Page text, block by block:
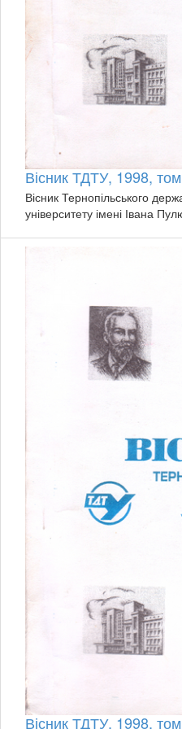
Вісник ТДТУ, 1998,
Вісник Тернопільського
університету імені Івана
Вісник ТДТУ, 1998,